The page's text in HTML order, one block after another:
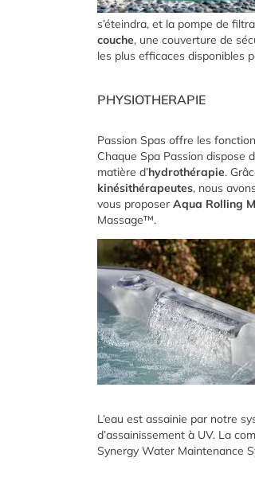
s’éteindra, et la pompe de
couche, une couverture de
les plus efficaces disponibles
PHYSIOTHERAPIE
Passion Spas offre les
Chaque Spa Passion dispose
matière d’hydrothérapie.
kinésithérapeutes, nous
vous proposer Aqua Rolling
Massage™.
L’eau est assainie par notre
d’assainissement à UV. La
Synergy Water Maintenance